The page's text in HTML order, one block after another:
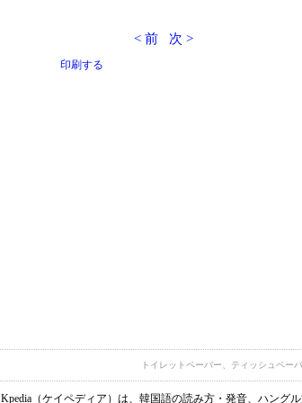
< 前 次 >
印刷する
トイレットペーパー、ティッシュペー
Kpedia（ケイペディア）は、韓国語の読み方・発音、ハング